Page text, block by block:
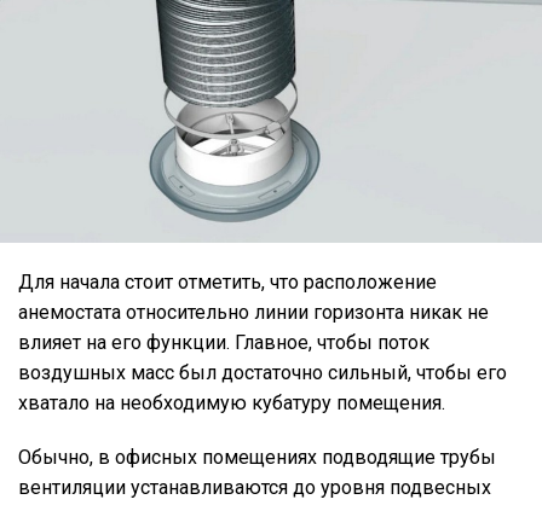
Для начала стоит отметить, что расположение
анемостата относительно линии горизонта никак не
влияет на его функции. Главное, чтобы поток
воздушных масс был достаточно сильный, чтобы его
хватало на необходимую кубатуру помещения.
Обычно, в офисных помещениях подводящие трубы
вентиляции устанавливаются до уровня подвесных